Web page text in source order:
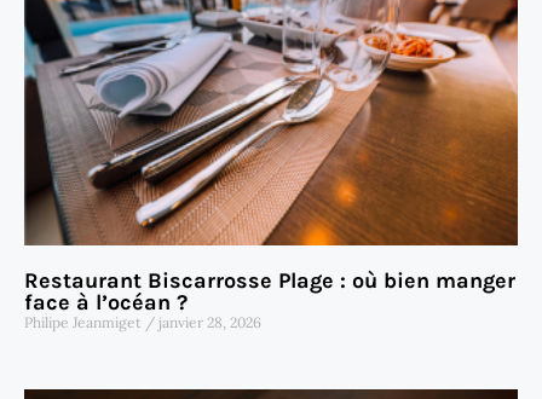
Restaurant Biscarrosse Plage : où bien manger
face à l’océan ?
Philipe Jeanmiget janvier 28, 2026